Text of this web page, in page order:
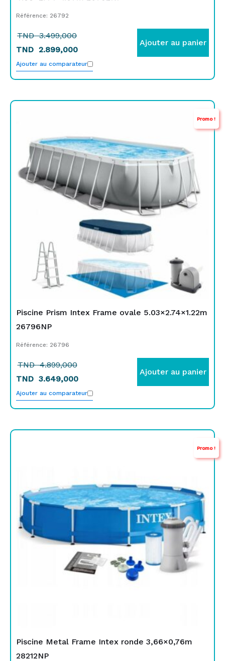
Référence: 26792
TND3.499,000
TND 2.899,000
Ajouter au panier
Ajouter au comparateur
Promo !
Piscine Prism Intex Frame ovale 5.03×2.74×1.22m
26796NP
Référence: 26796
TND4.899,000
initial
était :
TND
4.899,000.
TND 3.649,000
actuel
est :
TND
3.649,000.
Ajouter au panier
Ajouter au comparateur
Promo !
Piscine Metal Frame Intex ronde 3,66×0,76m
28212NP
TND
1.199,000.
TND
729,000.